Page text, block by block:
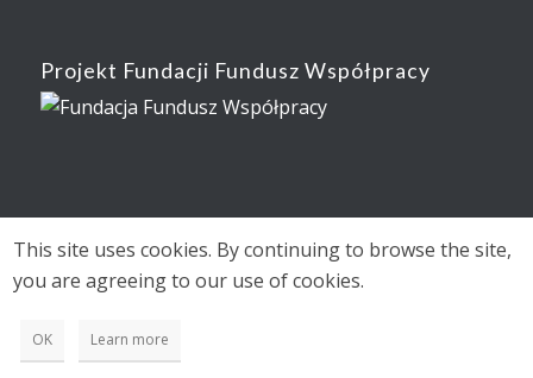
Projekt Fundacji Fundusz Współpracy
This site uses cookies. By continuing to browse the site,
you are agreeing to our use of cookies.
OK Learn more